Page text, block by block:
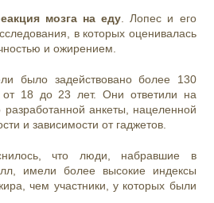
мозга на еду
Лопес и его
в которых оценивалась
и ожирением.
было задействовано более 130
от 18 до 23 лет. Они ответили на
анкеты, нацеленной
и зависимости от гаджетов.
что люди, набравшие в
имели более высокие индексы
чем участники, у которых были